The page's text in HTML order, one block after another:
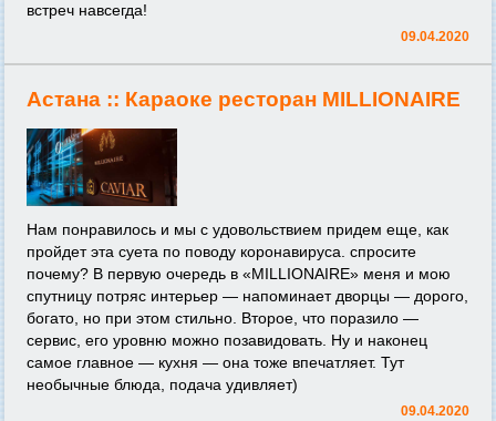
встреч навсегда!
09.04.2020
Астана :: Караоке ресторан MILLIONAIRE
Нам понравилось и мы с удовольствием придем еще, как
пройдет эта суета по поводу коронавируса. спросите
почему? В первую очередь в «MILLIONAIRE» меня и мою
спутницу потряс интерьер — напоминает дворцы — дорого,
богато, но при этом стильно. Второе, что поразило —
сервис, его уровню можно позавидовать. Ну и наконец
самое главное — кухня — она тоже впечатляет. Тут
необычные блюда, подача удивляет)
09.04.2020